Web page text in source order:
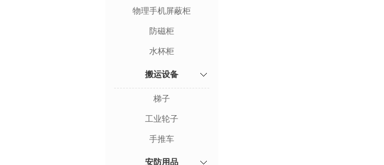
物理手机屏蔽柜
防磁柜
水杯柜
搬运设备
梯子
工业轮子
手推车
安防用品